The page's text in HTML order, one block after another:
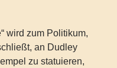
wird zum Politikum,
an Dudley
zu statuieren,